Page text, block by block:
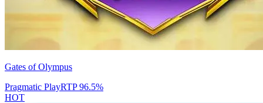
Gates of Olympus
Pragmatic PlayRTP96.5%
HOT